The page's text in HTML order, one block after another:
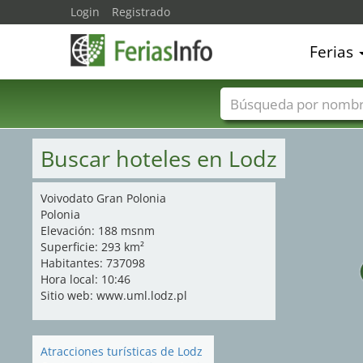
Buscar hoteles en Lodz
Voivodato Gran Polonia
Polonia
Elevación: 188 msnm
Superficie: 293 km²
Habitantes: 737098
Hora local: 10:46
Sitio web: www.uml.lodz.pl
Atracciones turísticas de Lodz
Login Registrado
Ferias
Nombres de ferias